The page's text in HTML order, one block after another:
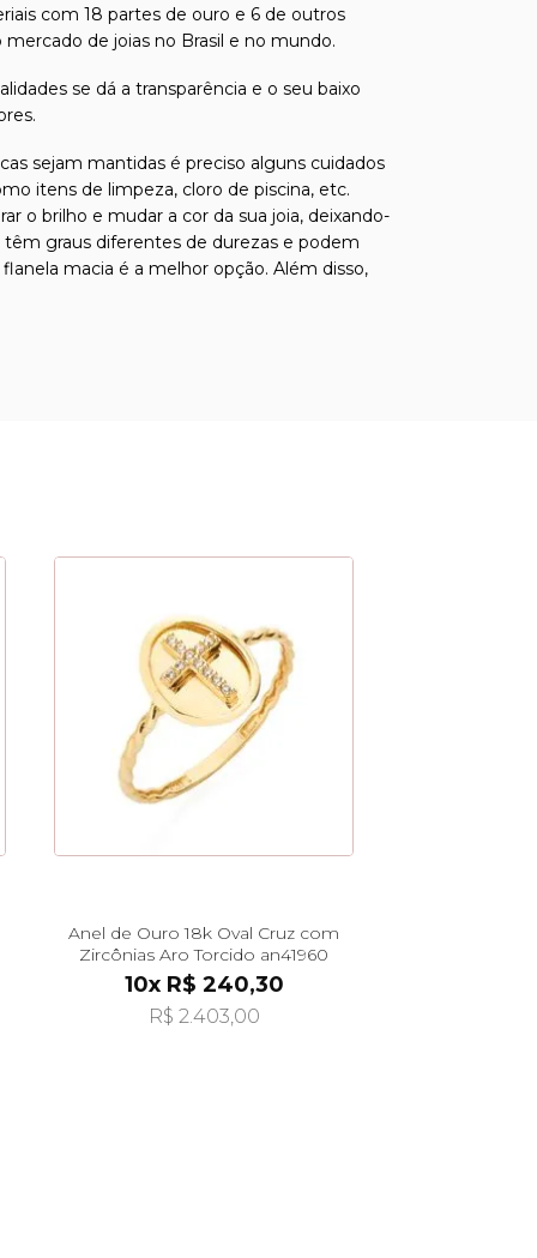
com 18 partes de ouro e 6 de outros
de joias no Brasil e no mundo.
se dá a transparência e o seu baixo
sejam mantidas é preciso alguns cuidados
itens de limpeza, cloro de piscina, etc.
o brilho e mudar a cor da sua joia, deixando-
têm graus diferentes de durezas e podem
macia é a melhor opção. Além disso,
Anel de Ouro 18k Oval Cruz com
Zircônias Aro Torcido an41960
10x R$ 240,30
R$ 2.403,00